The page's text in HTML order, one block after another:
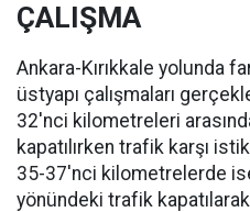
ÇALIŞMA
Ankara-Kırıkkale yolunda
üstyapı çalışmaları
32'nci kilometreleri
kapatılırken trafik karşı
35-37'nci kilometrelerde
yönündeki trafik